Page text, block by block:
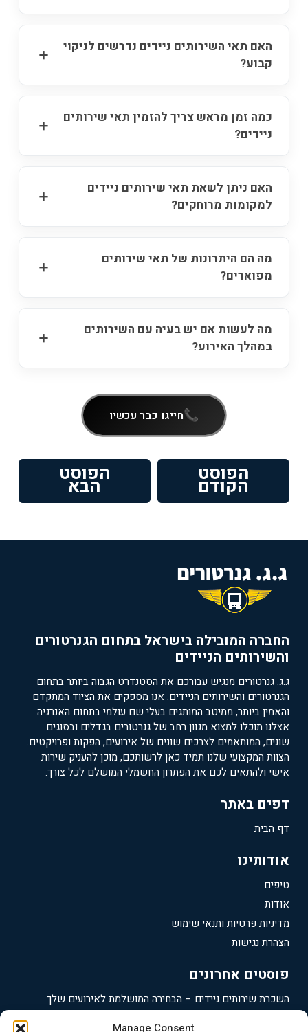
Manage Consent
האם תאי השירותים ניידים נדרשים לניקוי
קבוע?
כמה זמן מראש צריך להזמין תאי שירותים
ניידים?
האם ניתן לשאת תאי שירותים ניידים
למקומות מרוחקים?
מה הם היתרונות של תאי שירותים
מפוארים?
מה לעשות אם יש בעיה עם השירותים
במהלך האירוע?
חייגו כבר עכשיו
ניווט הפוסט
הקודםקודם:
הפוסט
הבאהפוסט
הבא:
החברה המובילה בישראל בתחום הגנרטורים
והשירותים הניידים
ג.ג. גנרטורים מנגיש עבורכם את הסטנדרט הגבוה ביותר בתחום
הגנרטורים והשירותים הניידים. אנו מספקים את הציוד המתקדם
והאמין ביותר, ממיטב המותגים בעלי שם עולמי בתחום האנרגיה.
אצלנו תוכלו למצוא מגוון רחב של גנרטורים בגדלים ובסוגים
שונים, המותאמים לצרכים שונים של אירועים, הפקות ופרויקטים.
הצוות המקצועי שלנו תמיד כאן לרשותכם, מוכן להעניק שירות
אישי ולהתאים לכם את הפתרון החשמלי המושלם לכל צורך.
דפים באתר
דף הבית
אודותינו
טיפים
אודות
מדיניות פרטיות ותנאי שימוש
הצהרת נגישות
פוסטים אחרונים
השכרת שירותים ניידים – הבחירה המושלמת לאירועים שלך